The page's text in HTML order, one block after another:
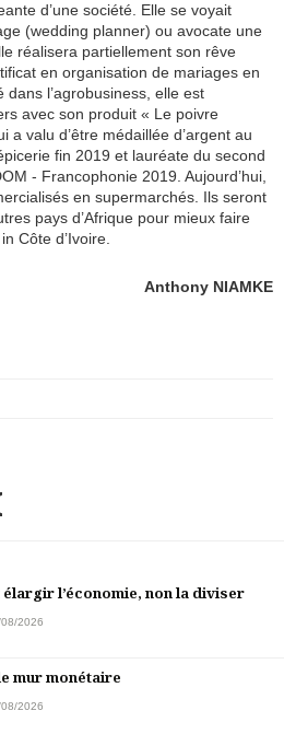
d’une société. Elle se voyait
(wedding planner) ou avocate une
réalisera partiellement son rêve
en organisation de mariages en
dans l’agrobusiness, elle est
avec son produit « Le poivre
a valu d’être médaillée d’argent au
fin 2019 et lauréate du second
- Francophonie 2019. Aujourd’hui,
en supermarchés. Ils seront
pays d’Afrique pour mieux faire
Côte d’Ivoire.
Anthony NIAMKE
élargir l’économie, non la diviser
2026
mur monétaire
2026